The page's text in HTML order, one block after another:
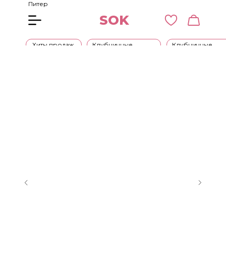
Питер
SOK
Клубничные
Клубничные
Хиты продаж